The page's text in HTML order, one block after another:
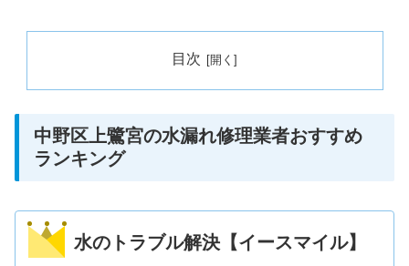
目次
中野区上鷺宮の水漏れ修理業者おすすめ
ランキング
水のトラブル解決【イースマイル】